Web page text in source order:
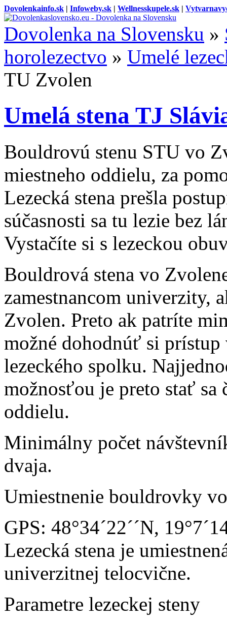
Dovolenkainfo.sk | Infoweby.sk | Wellnesskupele.sk |
Dovolenka na Slovensku »
horolezectvo » Umelé
TU Zvolen
Umelá stena TJ
Bouldrovú stenu STU vo
miestneho oddielu, za
Lezecká stena prešla
súčasnosti sa tu lezie bez
Vystačíte si s lezeckou
Bouldrová stena vo
zamestnancom univerzity,
Zvolen. Preto ak patríte
možné dohodnúť si prístup
lezeckého spolku.
možnosťou je preto stať sa
oddielu.
Minimálny počet
dvaja.
Umiestnenie bouldrovky
GPS: 48°34´22´´N,
Lezecká stena je
univerzitnej telocvične.
Parametre lezeckej steny